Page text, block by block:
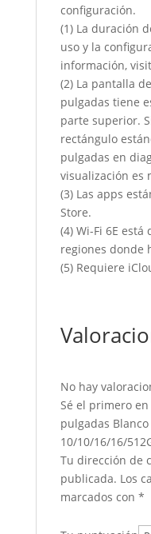
configuración.
(1) La duración
uso y la
información,
(2) La pantalla
pulgadas tiene
parte superior.
rectángulo
pulgadas en
visualización es
(3) Las apps
Store.
(4) Wi-Fi 6E
regiones donde
(5) Requiere
No hay
Sé el primero en
pulgadas
10/10/16/16/
Tu dirección de
publicada. Los
marcados con *